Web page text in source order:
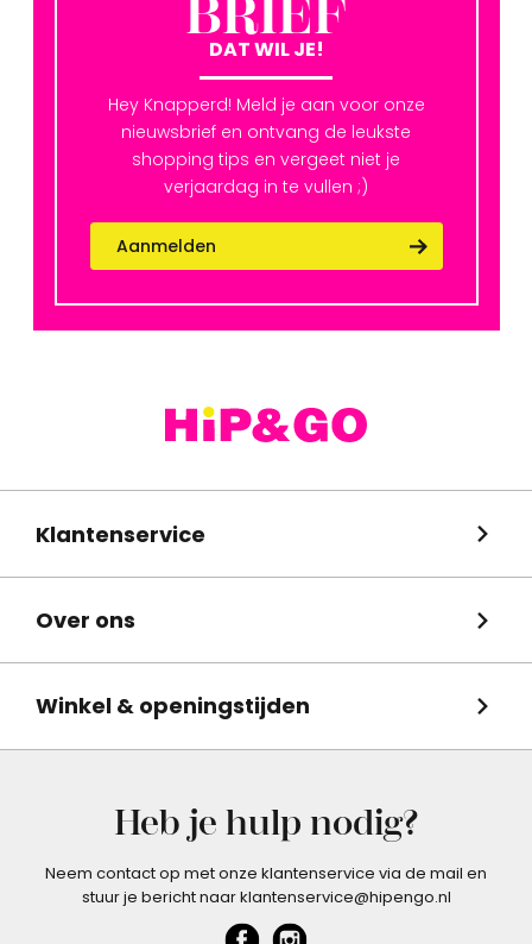
BRIEF
DAT WIL JE!
Hey Knapperd! Meld je aan voor onze
nieuwsbrief en ontvang de leukste
shopping tips en vergeet niet je
verjaardag in te vullen ;)
Aanmelden
Klantenservice
Over ons
Winkel & openingstijden
Heb je hulp nodig?
Neem contact op met onze klantenservice via de mail en
stuur je bericht naar klantenservice@hipengo.nl